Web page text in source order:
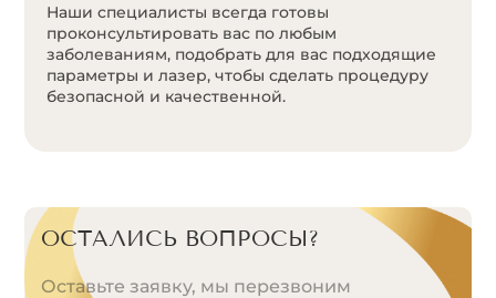
Наши специалисты всегда готовы
проконсультировать вас по любым
заболеваниям, подобрать для вас подходящие
параметры и лазер, чтобы сделать процедуру
безопасной и качественной.
ОСТАЛИСЬ ВОПРОСЫ?
Оставьте заявку, мы перезвоним